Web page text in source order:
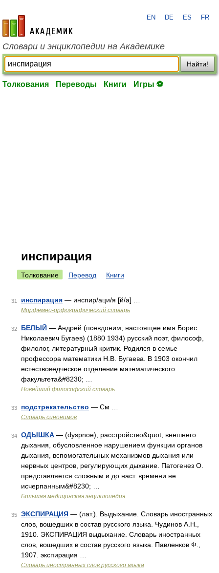
academic.ru
EN DE ES FR
Словари и энциклопедии на Академике
Найти!
Толкования Переводы Книги Игры ⚽
инспирация
Толкование Перевод Книги
31 инспирация — инспир/аци/я [й/а] …
Морфемно-орфографический словарь
32 БЕЛЫЙ — Андрей (псевдоним; настоящее имя Борис
Николаевич Бугаев) (1880 1934) русский поэт, философ,
филолог, литературный критик. Родился в семье
профессора математики Н.В. Бугаева. В 1903 окончил
естествоведческое отделение математического
факультета&#8230; …
Новейший философский словарь
33 подстрекательство — См …
Словарь синонимов
34 ОДЫШКА — (dyspnoe), расстройство&quot; внешнего
дыхания, обусловленное нарушением функции органов
дыхания, вспомогательных механизмов дыхания или
нервных центров, регулирующих дыхание. Патогенез О.
представляется сложным и до наст. времени не
исчерпанным&#8230; …
Большая медицинская энциклопедия
35 ЭКСПИРАЦИЯ — (лат.). Выдыхание. Словарь иностранных
слов, вошедших в состав русского языка. Чудинов А.Н.,
1910. ЭКСПИРАЦИЯ выдыхание. Словарь иностранных
слов, вошедших в состав русского языка. Павленков Ф.,
1907. экспирация …
Словарь иностранных слов русского языка